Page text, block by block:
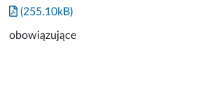
(255.10kB)
obowiązujące